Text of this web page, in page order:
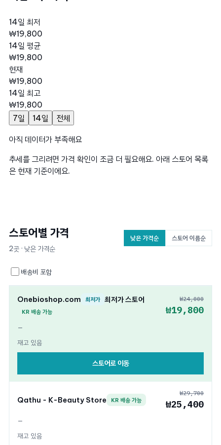
14일 최저
₩19,800
14일 평균
₩19,800
현재
₩19,800
14일 최고
₩19,800
7일
14일 전체
아직 데이터가 부족해요
추세를 그리려면 가격 확인이 조금 더 필요해요. 아래 스토어 목록
은 현재 기준이에요.
스토어별 가격
2곳 · 낮은 가격순
낮은 가격순 스토어 이름순
배송비 포함
Onebioshop.com 최저가 최저가 스토어
KR 배송 가능
—
재고 있음
₩24,000
₩19,800
스토어로 이동
Qathu - K-Beauty Store KR 배송 가능
—
재고 있음
₩29,700
₩25,400